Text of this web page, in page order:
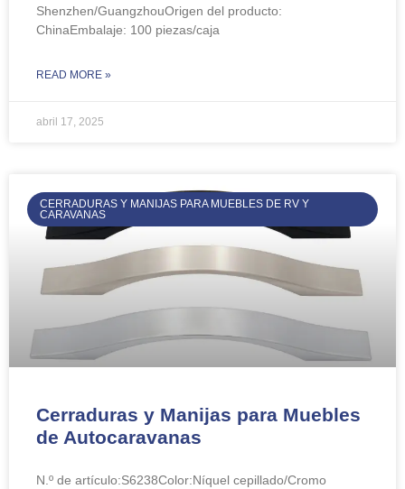
Shenzhen/GuangzhouOrigen del producto:
ChinaEmbalaje: 100 piezas/caja
READ MORE »
abril 17, 2025
CERRADURAS Y MANIJAS PARA MUEBLES DE RV Y
CARAVANAS
Cerraduras y Manijas para Muebles
de Autocaravanas
N.º de artículo:​​S6238Color:Níquel cepillado/Cromo